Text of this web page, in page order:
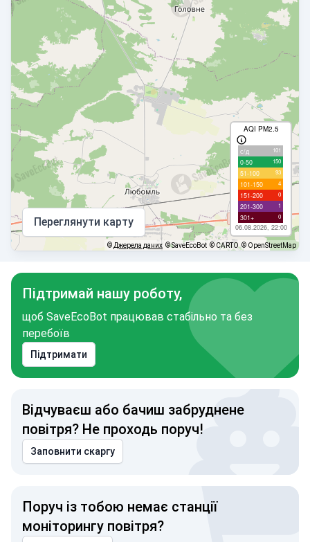
AQI PM2.5
с/д 101
0-50 150
51-100 93
101-150 4
151-200 0
201-300 1
301+ 0
06.08.2026, 22:00
Переглянути карту
© Джерела даних © SaveEcoBot © CARTO © OpenStreetMap
Підтримай нашу роботу,
щоб SaveEcoBot працював стабільно та без
перебоїв
Підтримати
Відчуваєш або бачиш забруднене
повітря? Не проходь поруч!
Заповнити скаргу
Поруч із тобою немає станції
моніторингу повітря?